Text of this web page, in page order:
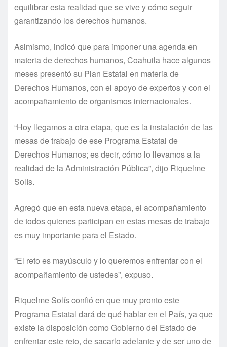
equilibrar esta realidad que se vive y cómo seguir
garantizando los derechos humanos.
Asimismo, indicó que para imponer una agenda en
materia de derechos humanos, Coahuila hace algunos
meses presentó su Plan Estatal en materia de
Derechos Humanos, con el apoyo de expertos y con el
acompañamiento de organismos internacionales.
“Hoy llegamos a otra etapa, que es la instalación de las
mesas de trabajo de ese Programa Estatal de
Derechos Humanos; es decir, cómo lo llevamos a la
realidad de la Administración Pública”, dijo Riquelme
Solís.
Agregó que en esta nueva etapa, el acompañamiento
de todos quienes participan en estas mesas de trabajo
es muy importante para el Estado.
“El reto es mayúsculo y lo queremos enfrentar con el
acompañamiento de ustedes”, expuso.
Riquelme Solís confió en que muy pronto este
Programa Estatal dará de qué hablar en el País, ya que
existe la disposición como Gobierno del Estado de
enfrentar este reto, de sacarlo adelante y de ser uno de